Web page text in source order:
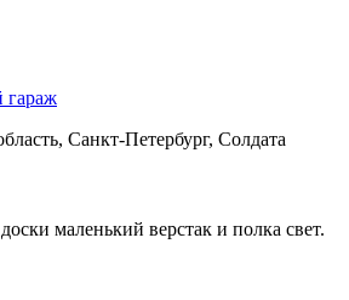
гараж
Санкт-Петербург, Солдата
маленький верстак и полка свет.